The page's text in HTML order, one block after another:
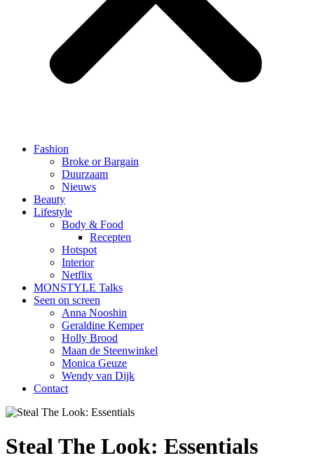
Fashion
Broke or Bargain
Duurzaam
Nieuws
Beauty
Lifestyle
Body & Food
Recepten
Hotspot
Interior
Netflix
MONSTYLE Talks
Seen on screen
Anna Nooshin
Geraldine Kemper
Holly Brood
Maan de Steenwinkel
Monica Geuze
Wendy van Dijk
Contact
Steal The Look: Essentials